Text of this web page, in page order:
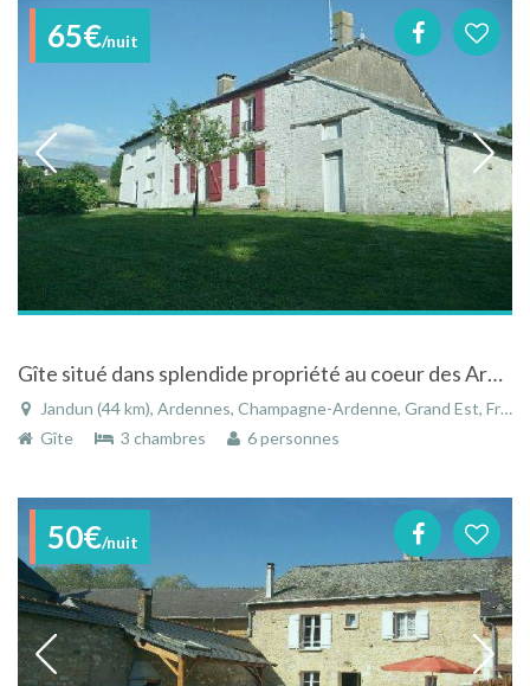
65€/nuit
Gîte situé dans splendide propriété au coeur des Ardennes Françaises, Jandrun, non loin de Reims
Jandun (44 km), Ardennes, Champagne-Ardenne, Grand Est, France
Gîte
3 chambres 6 personnes
50€/nuit